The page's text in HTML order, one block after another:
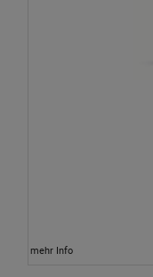
mehr Info